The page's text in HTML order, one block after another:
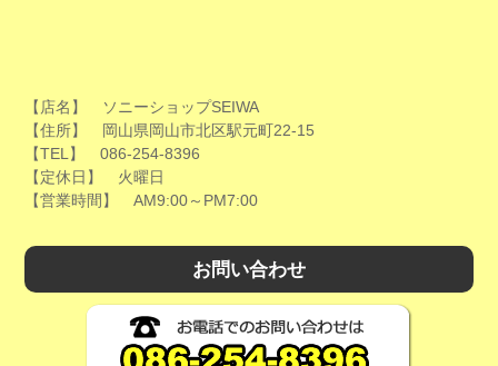
【店名】 ソニーショップSEIWA
【住所】 岡山県岡山市北区駅元町22-15
【TEL】 086-254-8396
【定休日】 火曜日
【営業時間】 AM9:00～PM7:00
お問い合わせ